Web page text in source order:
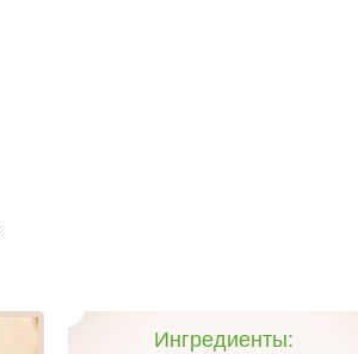
Ингредиенты: